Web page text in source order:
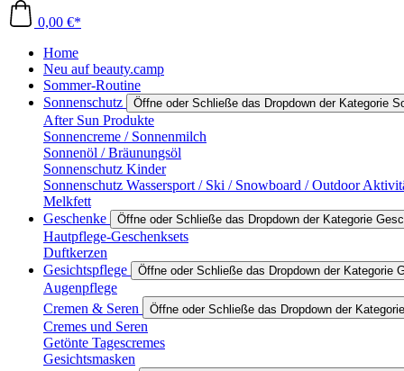
0,00 €*
Home
Neu auf beauty.camp
Sommer-Routine
Sonnenschutz
Öffne oder Schließe das Dropdown der Kategorie
After Sun Produkte
Sonnencreme / Sonnenmilch
Sonnenöl / Bräunungsöl
Sonnenschutz Kinder
Sonnenschutz Wassersport / Ski / Snowboard / Outdoor
Melkfett
Geschenke
Öffne oder Schließe das Dropdown der Kategorie
Hautpflege-Geschenksets
Duftkerzen
Gesichtspflege
Öffne oder Schließe das Dropdown der Kategorie
Augenpflege
Cremen & Seren
Öffne oder Schließe das Dropdown der
Cremes und Seren
Getönte Tagescremes
Gesichtsmasken